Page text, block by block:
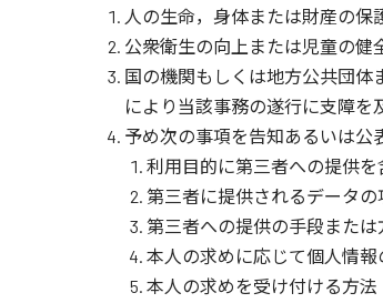
人の生命，身体または財産の
公衆衛生の向上または児童の健
国の機関もしくは地方公共団体
により当該事務の遂行に支障を
予め次の事項を告知あるいは公
利用目的に第三者への提供を
第三者に提供されるデータの
第三者への提供の手段または
本人の求めに応じて個人情
本人の求めを受け付ける方法